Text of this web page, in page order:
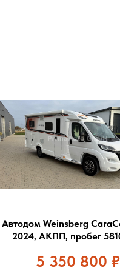
Автодом Weinsberg
2024, АКПП, пробег
5 350 800 ₽